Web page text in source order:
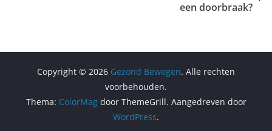
een doorbraak?
Copyright © 2026 Gezond Bewegen. Alle rechten
voorbehouden.
Thema: ColorMagdoor ThemeGrill. Aangedreven door
WordPress.